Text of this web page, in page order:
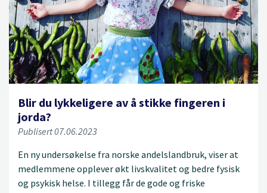
Blir du lykkeligere av å stikke fingeren i
jorda?
Publisert 07.06.2023
En ny undersøkelse fra norske andelslandbruk, viser at
medlemmene opplever økt livskvalitet og bedre fysisk
og psykisk helse. I tillegg får de gode og friske